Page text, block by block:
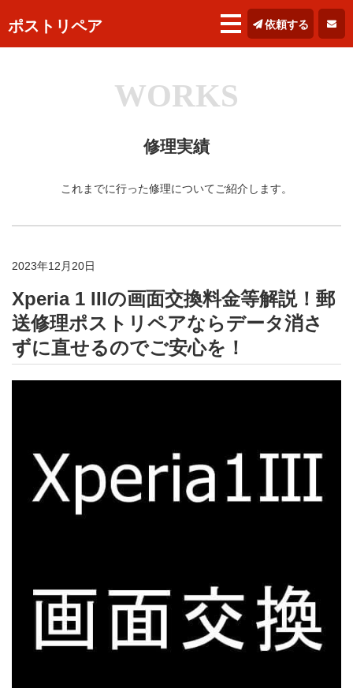
ポストリペア 依頼する
WORKS
修理実績
これまでに行った修理についてご紹介します。
2023年12月20日
Xperia 1 IIIの画面交換料金等解説！郵
送修理ポストリペアならデータ消さ
ずに直せるのでご安心を！